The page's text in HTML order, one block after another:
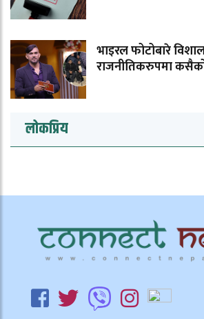
भाइरल फोटोबारे
राजनीतिकरुपमा
लोकप्रिय